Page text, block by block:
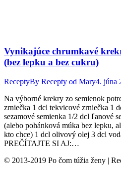
Vynikajúce chrumkavé
(bez lepku a bez cukru)
ReceptyBy Recepty od Mary4. júna
Na výborné krekry zo semienok
zrniečka 1 dcl tekvicové zrniečka 1
sezamové semienka 1/2 dcl ľanové
(alebo pohánková múka bez lepku,
kto chce) 1 dcl olivový olej 3 dcl
PREČÍTAJTE SI AJ:…
© 2013-2019 Po čom túžia ženy |